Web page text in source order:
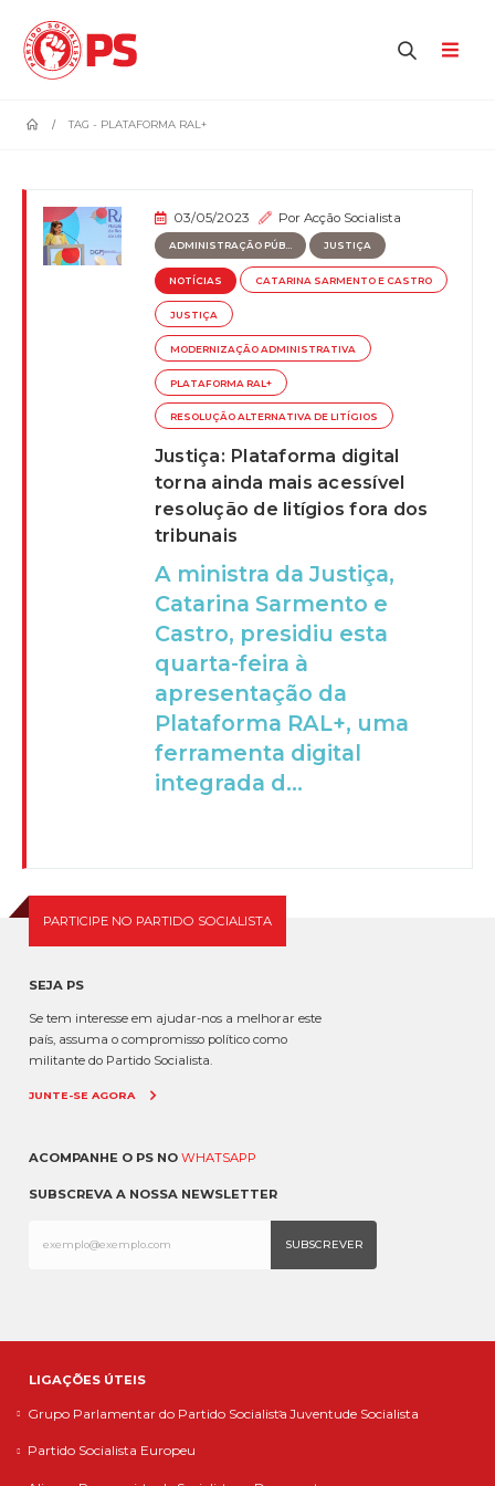
TAG - PLATAFORMA RAL+
03/05/2023 PorAcção Socialista
ADMINISTRAÇÃO PÚB... JUSTIÇA
NOTÍCIAS CATARINA SARMENTO E CASTRO
JUSTIÇA
MODERNIZAÇÃO ADMINISTRATIVA
PLATAFORMA RAL+
RESOLUÇÃO ALTERNATIVA DE LITÍGIOS
Justiça: Plataforma digital
torna ainda mais acessível
resolução de litígios fora dos
tribunais
A ministra da Justiça,
Catarina Sarmento e
Castro, presidiu esta
quarta-feira à
apresentação da
Plataforma RAL+, uma
ferramenta digital
integrada d...
PARTICIPE NO PARTIDO SOCIALISTA
SEJA PS
Se tem interesse em ajudar-nos a melhorar este
país, assuma o compromisso político como
militante do Partido Socialista.
JUNTE-SE AGORA
ACOMPANHE O PS NO WHATSAPP
SUBSCREVA A NOSSA NEWSLETTER
LIGAÇÕES ÚTEIS
Grupo Parlamentar do Partido Socialista Juventude Socialista
Partido Socialista Europeu